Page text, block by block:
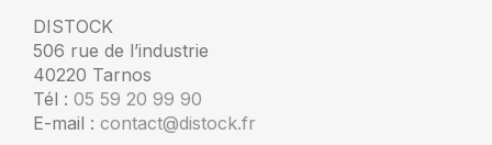
DISTOCK
506 rue de l’industrie
40220 Tarnos
Tél : 05 59 20 99 90
E-mail : contact@distock.fr